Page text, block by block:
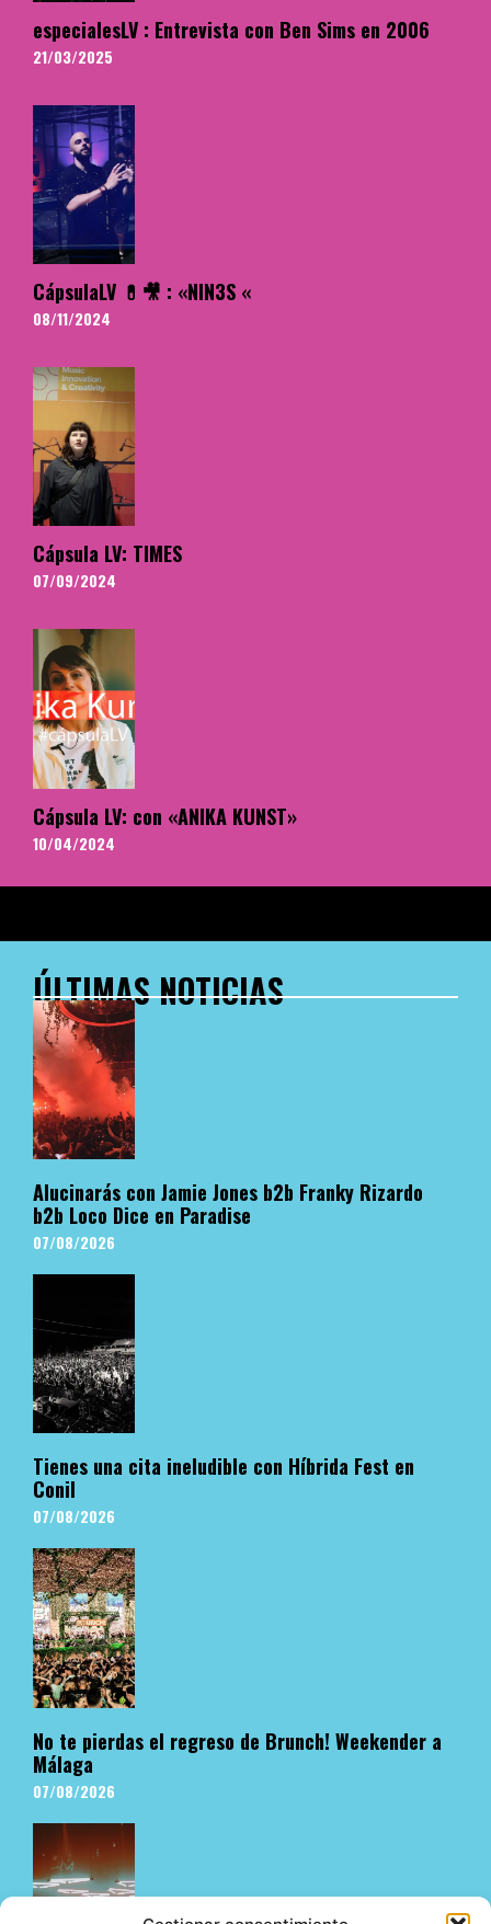
especialesLV : Entrevista con Ben Sims en 2006
21/03/2025
CápsulaLV 💊🎥 : «NIN3S «
08/11/2024
Cápsula LV: TIMES
07/09/2024
Cápsula LV: con «ANIKA KUNST»
10/04/2024
ÚLTIMAS NOTICIAS
Alucinarás con Jamie Jones b2b Franky Rizardo
b2b Loco Dice en Paradise
07/08/2026
Tienes una cita ineludible con Híbrida Fest en
Conil
07/08/2026
No te pierdas el regreso de Brunch! Weekender a
Málaga
07/08/2026